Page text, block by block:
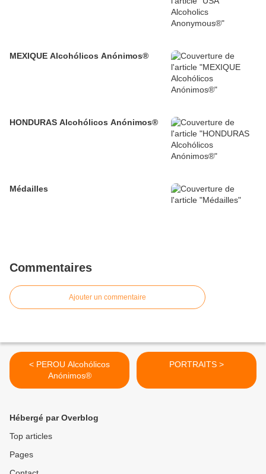
MEXIQUE Alcohólicos Anónimos®
HONDURAS Alcohólicos Anónimos®
Médailles
Commentaires
Ajouter un commentaire
< PEROU Alcohólicos
Anónimos®
PORTRAITS >
Hébergé par Overblog
Top articles
Pages